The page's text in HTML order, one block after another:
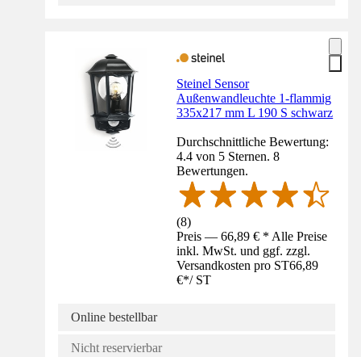
Steinel Sensor
Außenwandleuchte 1-flammig
335x217 mm L 190 S schwarz
Durchschnittliche Bewertung:
4.4 von 5 Sternen. 8
Bewertungen.
(8)
Preis — 66,89 € * Alle Preise
inkl. MwSt. und ggf. zzgl.
Versandkosten pro ST66,89
€*/ ST
Online bestellbar
Nicht reservierbar